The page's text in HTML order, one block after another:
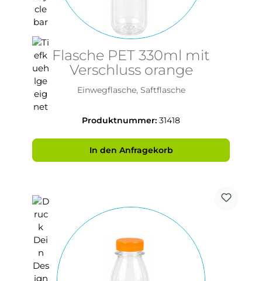
Flasche PET 330ml mit
Verschluss orange
Einwegflasche, Saftflasche
Produktnummer: 31418
In den Anfragekorb